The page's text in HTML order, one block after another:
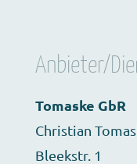
Anbieter/
Tomaske GbR
Christian
Bleekstr. 1